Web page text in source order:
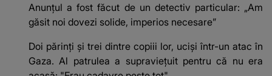
Anunțul a fost făcut de un detectiv particular: „Am
găsit noi dovezi solide, imperios necesare”
Doi părinți și trei dintre copiii lor, uciși într-un atac în
Gaza. Al patrulea a supraviețuit pentru că nu era